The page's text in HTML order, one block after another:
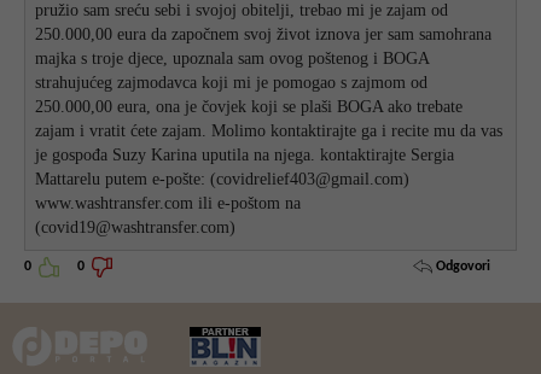
pružio sam sreću sebi i svojoj obitelji, trebao mi je zajam od
250.000,00 eura da započnem svoj život iznova jer sam samohrana
majka s troje djece, upoznala sam ovog poštenog i BOGA
strahujućeg zajmodavca koji mi je pomogao s zajmom od
250.000,00 eura, ona je čovjek koji se plaši BOGA ako trebate
zajam i vratit ćete zajam. Molimo kontaktirajte ga i recite mu da vas
je gospođa Suzy Karina uputila na njega. kontaktirajte Sergia
Mattarelu putem e-pošte: (covidrelief403@gmail.com)
www.washtransfer.com ili e-poštom na
(covid19@washtransfer.com)
0 0 Odgovori